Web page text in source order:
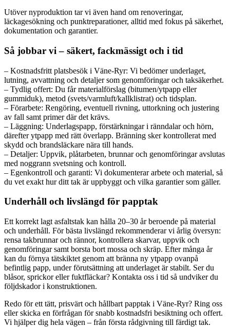
Utöver nyproduktion tar vi även hand om renoveringar,
läckagesökning och punktreparationer, alltid med fokus på säkerhet,
dokumentation och garantier.
Så jobbar vi – säkert, fackmässigt och i tid
– Kostnadsfritt platsbesök i Väne-Ryr: Vi bedömer underlaget,
lutning, avvattning och detaljer som genomföringar och taksäkerhet.
– Tydlig offert: Du får materialförslag (bitumen/ytpapp eller
gummiduk), metod (svets/varmluft/kallklistrat) och tidsplan.
– Förarbete: Rengöring, eventuell rivning, uttorkning och justering
av fall samt primer där det krävs.
– Läggning: Underlagspapp, förstärkningar i ränndalar och hörn,
därefter ytpapp med rätt överlapp. Bränning sker kontrollerat med
skydd och brandsläckare nära till hands.
– Detaljer: Uppvik, plåtarbeten, brunnar och genomföringar avslutas
med noggrann svetsning och kontroll.
– Egenkontroll och garanti: Vi dokumenterar arbete och material, så
du vet exakt hur ditt tak är uppbyggt och vilka garantier som gäller.
Underhåll och livslängd för papptak
Ett korrekt lagt asfaltstak kan hålla 20–30 år beroende på material
och underhåll. För bästa livslängd rekommenderar vi årlig översyn:
rensa takbrunnar och rännor, kontrollera skarvar, uppvik och
genomföringar samt borsta bort mossa och skräp. Efter många år
kan du förnya tätskiktet genom att bränna ny ytpapp ovanpå
befintlig papp, under förutsättning att underlaget är stabilt. Ser du
blåsor, sprickor eller fuktfläckar? Kontakta oss i tid så undviker du
följdskador i konstruktionen.
Redo för ett tätt, prisvärt och hållbart papptak i Väne-Ryr? Ring oss
eller skicka en förfrågan för snabb kostnadsfri besiktning och offert.
Vi hjälper dig hela vägen – från första rådgivning till färdigt tak.